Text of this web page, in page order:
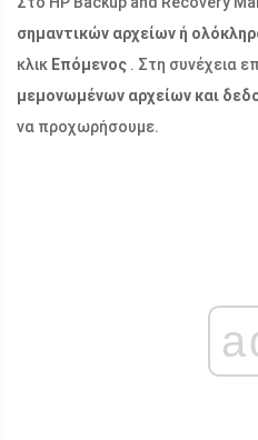
σημαντικών αρχείων ή
κλικ Επόμενος . Στη συνέχεια
μεμονωμένων αρχείων και
να προχωρήσουμε.